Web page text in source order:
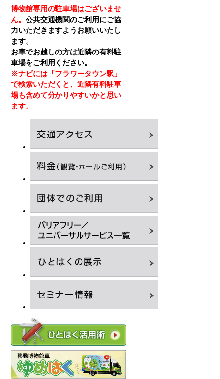
博物館専用の駐車場はございませ
ん。 公共交通機関のご利用にご協
力いただきますようお願いいたし
ます。
お車でお越しの方は近隣の有料駐
車場をご利用ください。
※ナビには「フラワータウン駅」
で検索いただくと、近隣有料駐車
場も含めて分かりやすいかと思い
ます。